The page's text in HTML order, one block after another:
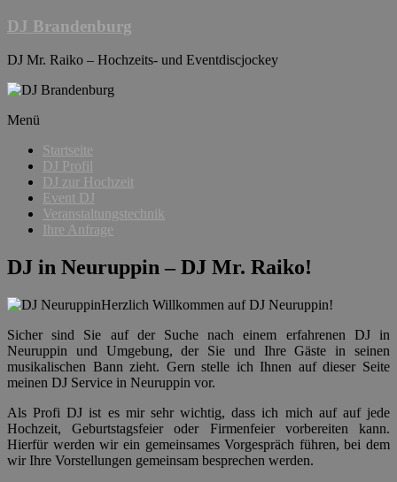
Skip
content
DJ Brandenburg
DJ Mr. Raiko – Hochzeits- und Eventdiscjockey
Menü
Startseite
DJ Profil
DJ zur Hochzeit
Event DJ
Veranstaltungstechnik
Ihre Anfrage
DJ in Neuruppin – DJ Mr. Raiko!
Herzlich Willkommen auf DJ Neuruppin!
Sicher sind Sie auf der Suche nach einem erfahrenen DJ in
Neuruppin und Umgebung, der Sie und Ihre Gäste in seinen
musikalischen Bann zieht. Gern stelle ich Ihnen auf dieser Seite
meinen DJ Service in Neuruppin vor.
Als Profi DJ ist es mir sehr wichtig, dass ich mich auf auf jede
Hochzeit, Geburtstagsfeier oder Firmenfeier vorbereiten kann.
Hierfür werden wir ein gemeinsames Vorgespräch führen, bei dem
wir Ihre Vorstellungen gemeinsam besprechen werden.